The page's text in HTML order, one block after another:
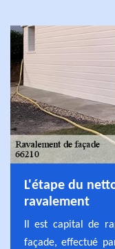
L'étape du
ravalement
Il est capital de
façade, effectué